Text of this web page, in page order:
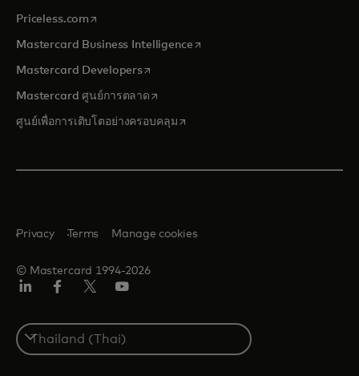
Priceless.com opens in a new tab
Mastercard Business Intelligenceopens in a new tab
Mastercard Developersopens in a new tab
Mastercard ศูนย์การตลาด opens in a new tab
ศูนย์เพื่อการเติบโตอย่างครอบคลุมopens in a new tab
© Mastercard 1994-2026
Privacy Terms Manage cookies
Select
a
country
เตอร์/
เอ็กซ์